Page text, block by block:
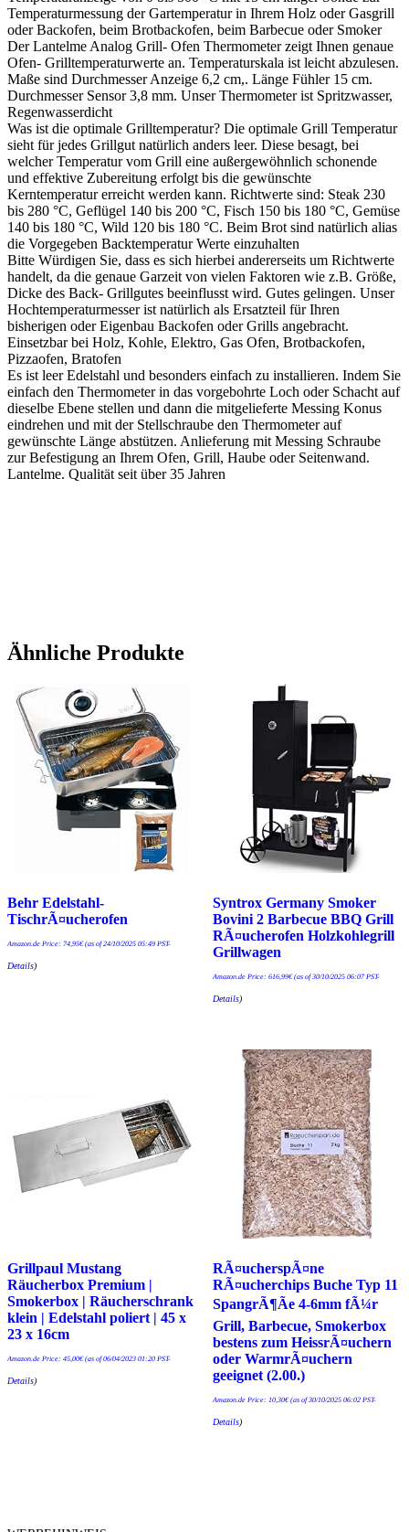
Temperaturmessung der Gartemperatur in Ihrem Holz oder Gasgrill
oder Backofen, beim Brotbackofen, beim Barbecue oder Smoker
Der Lantelme Analog Grill- Ofen Thermometer zeigt Ihnen genaue
Ofen- Grilltemperaturwerte an. Temperaturskala ist leicht abzulesen.
Maße sind Durchmesser Anzeige 6,2 cm,. Länge Fühler 15 cm.
Durchmesser Sensor 3,8 mm. Unser Thermometer ist Spritzwasser,
Regenwasserdicht
Was ist die optimale Grilltemperatur? Die optimale Grill Temperatur
sieht für jedes Grillgut natürlich anders leer. Diese besagt, bei
welcher Temperatur vom Grill eine außergewöhnlich schonende
und effektive Zubereitung erfolgt bis die gewünschte
Kerntemperatur erreicht werden kann. Richtwerte sind: Steak 230
bis 280 °C, Geflügel 140 bis 200 °C, Fisch 150 bis 180 °C, Gemüse
140 bis 180 °C, Wild 120 bis 180 °C. Beim Brot sind natürlich alias
die Vorgegeben Backtemperatur Werte einzuhalten
Bitte Würdigen Sie, dass es sich hierbei andererseits um Richtwerte
handelt, da die genaue Garzeit von vielen Faktoren wie z.B. Größe,
Dicke des Back- Grillgutes beeinflusst wird. Gutes gelingen. Unser
Hochtemperaturmesser ist natürlich als Ersatzteil für Ihren
bisherigen oder Eigenbau Backofen oder Grills angebracht.
Einsetzbar bei Holz, Kohle, Elektro, Gas Ofen, Brotbackofen,
Pizzaofen, Bratofen
Es ist leer Edelstahl und besonders einfach zu installieren. Indem Sie
einfach den Thermometer in das vorgebohrte Loch oder Schacht auf
dieselbe Ebene stellen und dann die mitgelieferte Messing Konus
eindrehen und mit der Stellschraube den Thermometer auf
gewünschte Länge abstützen. Anlieferung mit Messing Schraube
zur Befestigung an Ihrem Ofen, Grill, Haube oder Seitenwand.
Lantelme. Qualität seit über 35 Jahren
Ähnliche Produkte
Behr Edelstahl-
TischrÃ¤ucherofen
Amazon.de Price: 74,95€(as of 24/10/2025 05:49 PST-
Details)
Syntrox Germany Smoker
Bovini 2 Barbecue BBQ Grill
RÃ¤ucherofen Holzkohlegrill
Grillwagen
Amazon.de Price: 616,99€(as of 30/10/2025 06:07 PST-
Details)
Grillpaul Mustang
Räucherbox Premium |
Smokerbox | Räucherschrank
klein | Edelstahl poliert | 45 x
23 x 16cm
Amazon.de Price: 45,00€(as of 06/04/2023 01:20 PST-
Details)
RÃ¤ucherspÃ¤ne
RÃ¤ucherchips Buche Typ 11
SpangrÃ¶Ãe 4-6mm fÃ¼r
Grill, Barbecue, Smokerbox
bestens zum HeissrÃ¤uchern
oder WarmrÃ¤uchern
geeignet (2.00.)
Amazon.de Price: 10,30€(as of 30/10/2025 06:02 PST-
Details)